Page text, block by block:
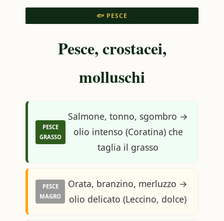
🐟 PESCE
Pesce, crostacei,
molluschi
PESCE
GRASSO
Salmone, tonno, sgombro →
olio intenso (Coratina) che
taglia il grasso
PESCE
MAGRO
Orata, branzino, merluzzo →
olio delicato (Leccino, dolce)